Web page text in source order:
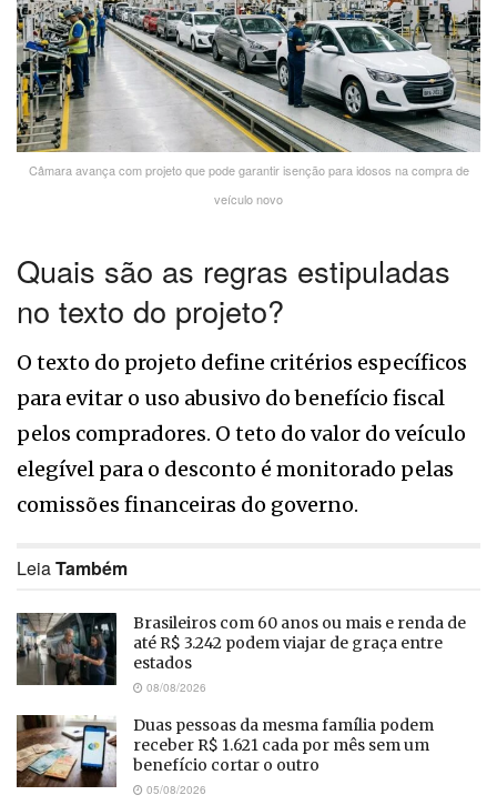
Câmara avança com projeto que pode garantir isenção para idosos na compra de
veículo novo
Quais são as regras estipuladas
no texto do projeto?
O texto do projeto define critérios específicos
para evitar o uso abusivo do benefício fiscal
pelos compradores. O teto do valor do veículo
elegível para o desconto é monitorado pelas
comissões financeiras do governo.
LeiaTambém
Brasileiros com 60 anos ou mais e renda de
até R$ 3.242 podem viajar de graça entre
estados
08/08/2026
Duas pessoas da mesma família podem
receber R$ 1.621 cada por mês sem um
benefício cortar o outro
05/08/2026